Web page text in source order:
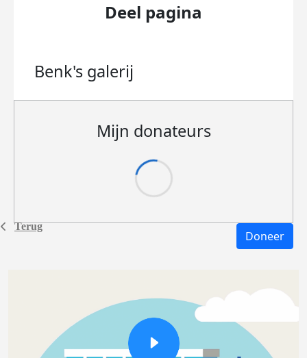
Terug
Deel pagina
Benk's galerij
Mijn donateurs
Doneer